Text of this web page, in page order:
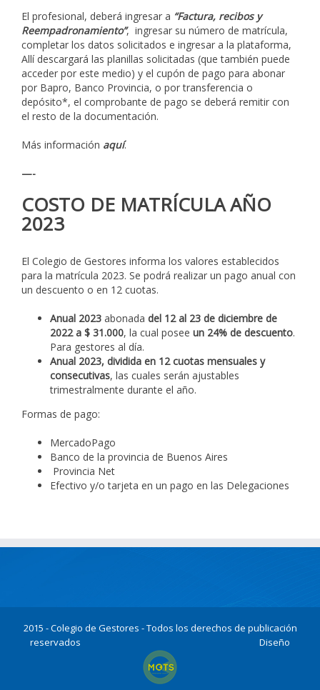
El profesional, deberá ingresar a “Factura, recibos y
Reempadronamiento”, ingresar su número de matrícula,
completar los datos solicitados e ingresar a la plataforma,
Allí descargará las planillas solicitadas (que también puede
acceder por este medio) y el cupón de pago para abonar
por Bapro, Banco Provincia, o por transferencia o
depósito*, el comprobante de pago se deberá remitir con
el resto de la documentación.
Más información aquí.
—-
COSTO DE MATRÍCULA AÑO
2023
El Colegio de Gestores informa los valores establecidos
para la matrícula 2023. Se podrá realizar un pago anual con
un descuento o en 12 cuotas.
Anual 2023 abonada del 12 al 23 de diciembre de
2022 a $ 31.000, la cual posee un 24% de descuento.
Para gestores al día.
Anual 2023, dividida en 12 cuotas mensuales y
consecutivas, las cuales serán ajustables
trimestralmente durante el año.
Formas de pago:
MercadoPago
Banco de la provincia de Buenos Aires
Provincia Net
Efectivo y/o tarjeta en un pago en las Delegaciones
2015 - Colegio de Gestores - Todos los derechos de publicación
reservados
Diseño